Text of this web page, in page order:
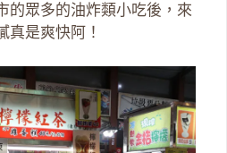
的眾多的油炸類小吃後，來
真是爽快阿！